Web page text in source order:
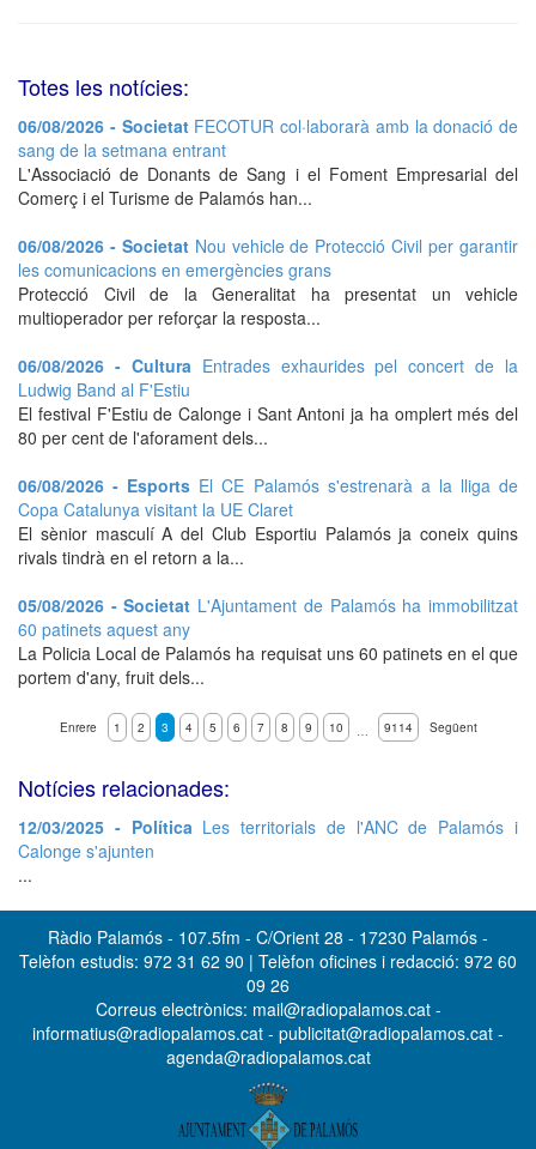
Totes les notícies:
06/08/2026 - Societat FECOTUR col·laborarà amb la donació de
sang de la setmana entrant
L'Associació de Donants de Sang i el Foment Empresarial del
Comerç i el Turisme de Palamós han...
06/08/2026 - Societat Nou vehicle de Protecció Civil per garantir
les comunicacions en emergències grans
Protecció Civil de la Generalitat ha presentat un vehicle
multioperador per reforçar la resposta...
06/08/2026 - Cultura Entrades exhaurides pel concert de la
Ludwig Band al F'Estiu
El festival F'Estiu de Calonge i Sant Antoni ja ha omplert més del
80 per cent de l'aforament dels...
06/08/2026 - Esports El CE Palamós s'estrenarà a la lliga de
Copa Catalunya visitant la UE Claret
El sènior masculí A del Club Esportiu Palamós ja coneix quins
rivals tindrà en el retorn a la...
05/08/2026 - Societat L'Ajuntament de Palamós ha immobilitzat
60 patinets aquest any
La Policia Local de Palamós ha requisat uns 60 patinets en el que
portem d'any, fruit dels...
Enrere 1 2 3 4 5 6 7 8 9 10 9114 Següent
Notícies relacionades:
12/03/2025 - Política Les territorials de l'ANC de Palamós i
Calonge s'ajunten
...
Ràdio Palamós - 107.5fm - C/Orient 28 - 17230 Palamós -
Telèfon estudis: 972 31 62 90 | Telèfon oficines i redacció: 972 60
09 26
Correus electrònics: mail@radiopalamos.cat -
informatius@radiopalamos.cat - publicitat@radiopalamos.cat -
agenda@radiopalamos.cat